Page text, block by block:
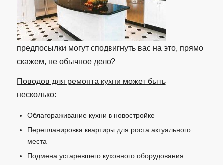
предпосылки могут сподвигнуть вас на это, прямо
скажем, не обычное дело?
Поводов для ремонта кухни может быть
несколько:
Облагораживание кухни в новостройке
Перепланировка квартиры для роста актуального
места
Подмена устаревшего кухонного оборудования